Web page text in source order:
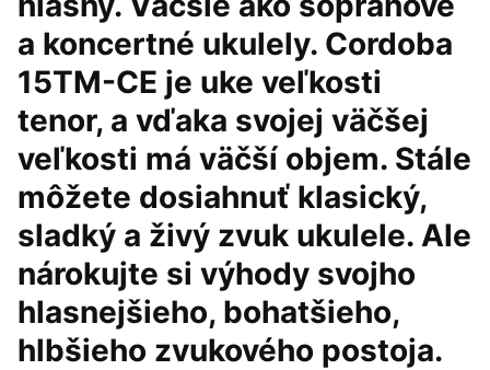
a koncertné ukulely. Cordoba
15TM-CE je uke veľkosti
tenor, a vďaka svojej väčšej
veľkosti má väčší objem. Stále
môžete dosiahnuť klasický,
sladký a živý zvuk ukulele. Ale
nárokujte si výhody svojho
hlasnejšieho, bohatšieho,
hlbšieho zvukového postoja.